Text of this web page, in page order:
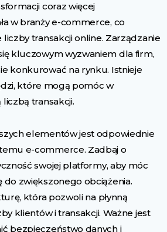
coraz więcej
w branży e-commerce, co
liczby transakcji online. Zarządzanie
kluczowym wyzwaniem dla firm,
konkurować na rynku. Istnieje
które mogą pomóc w
transakcji.
elementów jest odpowiednie
e-commerce. Zadbaj o
swojej platformy, aby móc
do zwiększonego obciążenia.
która pozwoli na płynną
klientów i transakcji. Ważne jest
bezpieczeństwo danych i